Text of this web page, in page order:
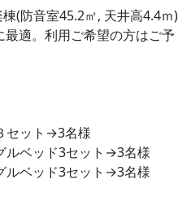
(防音室45.2㎡, 天井高4.4ｍ)
適。利用ご希望の方はご予
セット→3名様
ルベッド3セット→3名様
ルベッド3セット→3名様